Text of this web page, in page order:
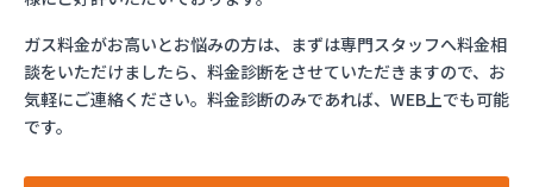
ガス料金がお高いとお悩みの方は、まずは専門スタッフへ料金相
談をいただけましたら、料金診断をさせていただきますので、お
気軽にご連絡ください。料金診断のみであれば、WEB上でも可能
です。